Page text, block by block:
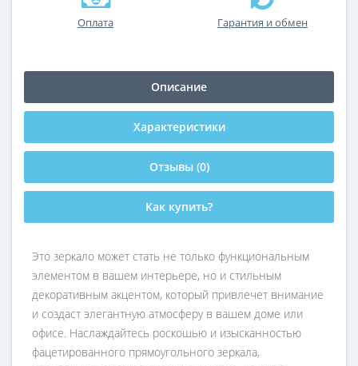
Оплата Гарантия и обмен
Описание
Характеристики
Отзывы (0)
Как купить?
Это зеркало может стать не только функциональным
элементом в вашем интерьере, но и стильным
декоративным акцентом, который привлечет внимание
и создаст элегантную атмосферу в вашем доме или
офисе. Наслаждайтесь роскошью и изысканностью
фацетированного прямоугольного зеркала,